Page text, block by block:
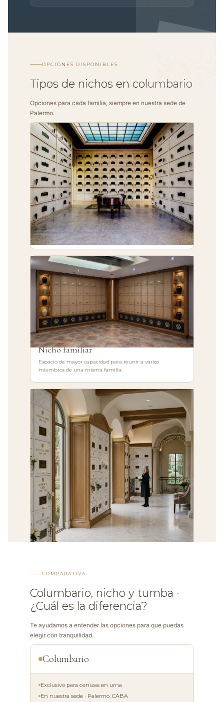
OPCIONES DISPONIBLES
Tipos de nichos en columbario
Opciones para cada familia, siempre en nuestra sede de
Palermo.
INDIVIDUAL
Nicho individual
Espacio para una urna con placa de identificación
personalizada. La opción más íntima y personal.
FAMILIAR
Nicho familiar
Espacio de mayor capacidad para reunir a varios
miembros de una misma familia.
MASCOTAS
Nicho para mascotas
Espacios especialmente diseñados para las cenizas de tus
animales de compañía.
COMPARATIVA
Columbario, nicho y tumba ·
¿Cuál es la diferencia?
Te ayudamos a entender las opciones para que puedas
elegir con tranquilidad.
Columbario
Exclusivo para cenizas en urna
En nuestra sede · Palermo, CABA